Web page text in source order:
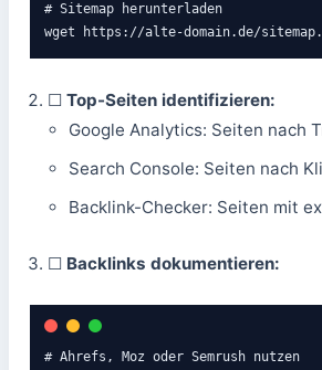
# Sitemap herunterladen
wget https://alte-domain.de/
☐Top-Seiten identifizieren:
Google Analytics: Seiten nach
Search Console: Seiten nach
Backlink-Checker: Seiten mit
☐ Backlinks dokumentieren:
# Ahrefs, Moz oder Semrush nutzen